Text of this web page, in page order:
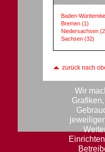
Baden-
Bremen (1)
Niedersachsen
Sachsen (32)
zurück nach
Wir